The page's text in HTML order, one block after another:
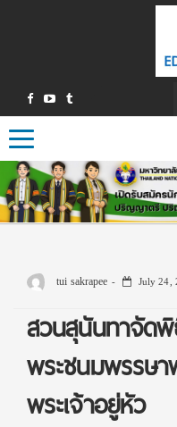
Toggle navigation
tui sakrapee July 24,
สวนสุนันทาจัด
พระชนมพรรษา
พระเจ้าอยู่หัว